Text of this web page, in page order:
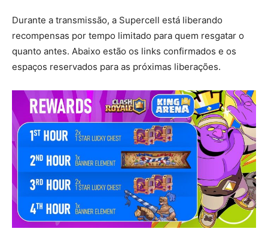
Durante a transmissão, a Supercell está liberando
recompensas por tempo limitado para quem resgatar o
quanto antes. Abaixo estão os links confirmados e os
espaços reservados para as próximas liberações.